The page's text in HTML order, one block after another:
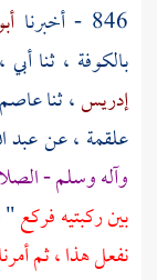
846 - أخبرنا
بالكوفة ، ثنا
إدريس، ثنا
علقمة ، عنعبد
وآله وسلم -
بين ركبتيه فركع"
نفعل هذا ، ثم